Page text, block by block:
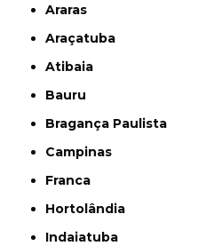
Araras
Araçatuba
Atibaia
Bauru
Bragança Paulista
Campinas
Franca
Hortolândia
Indaiatuba